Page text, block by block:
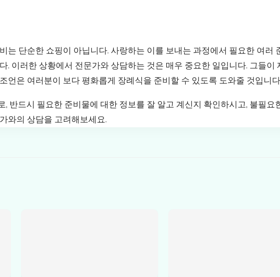
는 단순한 쇼핑이 아닙니다. 사랑하는 이를 보내는 과정에서 필요한 여러
. 이러한 상황에서 전문가와 상담하는 것은 매우 중요한 일입니다. 그들이
언은 여러분이 보다 평화롭게 장례식을 준비할 수 있도록 도와줄 것입니
, 반드시 필요한 준비물에 대한 정보를 잘 알고 계신지 확인하시고, 불필요
와의 상담을 고려해보세요.